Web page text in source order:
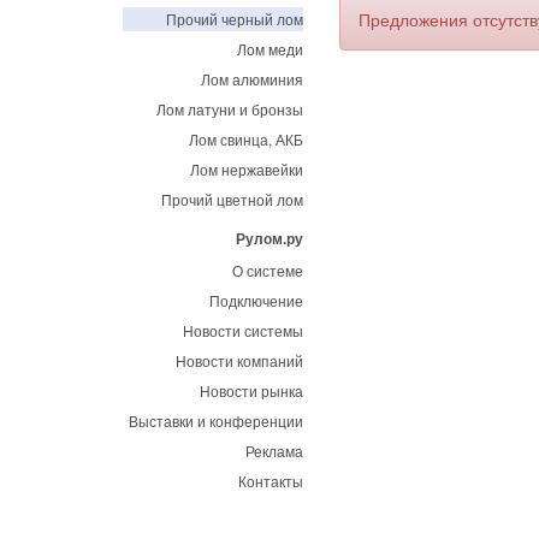
Прочий черный лом
Лом меди
Лом алюминия
Лом латуни и бронзы
Лом свинца, АКБ
Лом нержавейки
Прочий цветной лом
Рулом.ру
О системе
Подключение
Новости системы
Новости компаний
Новости рынка
Выставки и конференции
Реклама
Контакты
Предложения